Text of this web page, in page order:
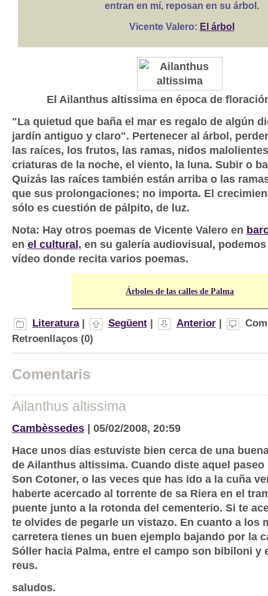
entran en mí, reposan en su árbol.
Vicente Valero: El árbol
El Ailanthus altissima en época de
"La quietud que baña el mar es regalo de algún
jardín antiguo y claro". Pertenecer al árbol,
las raíces, los frutos, las ramas, nidos
criaturas de la noche, el viento, la luna. Subir o
Quizás las raíces también están arriba o las
que sus prolongaciones; no importa. El
sólo es cuestión de pálpito, de luz.
Nota: Hay otros poemas de Vicente Valero en
en el cultural, en su galería audiovisual,
vídeo donde recita varios poemas.
Árboles de las calles de Palma
Literatura| Següent| Anterior|
Retroenllaços (0)
Comentaris
Ailanthus altissima
Cambèssedes| 05/02/2008, 20:59
Hace unos días estuviste bien cerca de una
de Ailanthus altissima. Cuando diste aquel paseo
Son Cotoner, o las veces que has ido a la cuña
haberte acercado al torrente de sa Riera en el
puente junto a la rotonda del cementerio. Si te
te olvides de pegarle un vistazo. En cuanto a los
carretera tienes un buen ejemplo bajando por la
Sóller hacia Palma, entre el campo son bibiloni y
reus.
saludos.